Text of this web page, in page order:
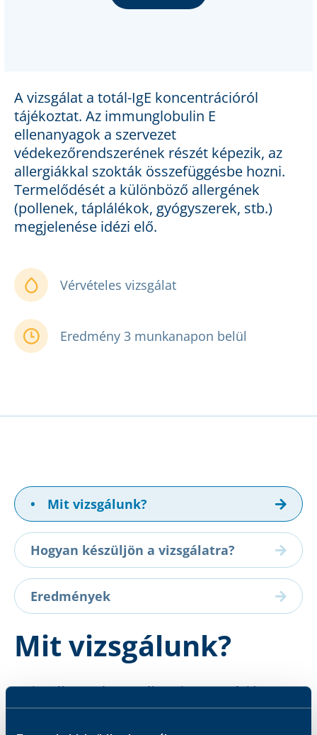
A vizsgálat a totál-IgE koncentrációról
tájékoztat. Az immunglobulin E
ellenanyagok a szervezet
védekezőrendszerének részét képezik, az
allergiákkal szokták összefüggésbe hozni.
Termelődését a különböző allergének
(pollenek, táplálékok, gyógyszerek, stb.)
megjelenése idézi elő.
Vérvételes vizsgálat
Eredmény 3 munkanapon belül
• Mit vizsgálunk?
Hogyan készüljön a vizsgálatra?
Eredmények
Mit vizsgálunk?
A vizsgálat során a totál-IgE koncentráció
meghatározása történik.